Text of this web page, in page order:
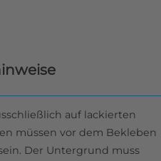
auf lackierten
müssen vor dem Bekleben
Der Untergrund muss